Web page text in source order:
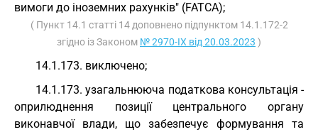
вимоги до іноземних рахунків" (FATCA);
( Пункт 14.1 статті 14 доповнено підпунктом 14.1.172-2
згідно із Законом № 2970-IX від 20.03.2023 )
14.1.173. виключено;
14.1.173. узагальнююча податкова консультація -
оприлюднення позиції центрального органу
виконавчої влади, що забезпечує формування та